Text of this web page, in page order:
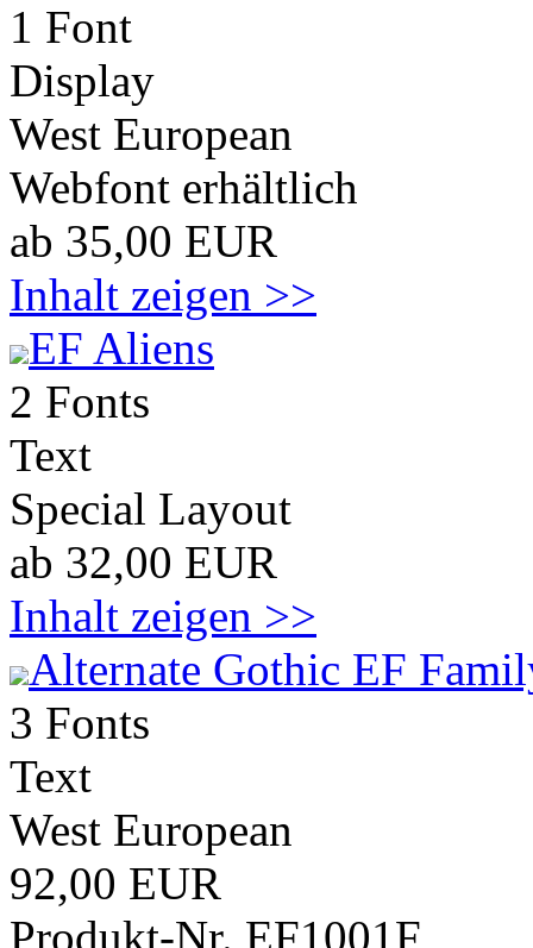
1 Font
Display
West European
Webfont erhältlich
ab 35,00 EUR
Inhalt zeigen >>
EF Aliens
2 Fonts
Text
Special Layout
ab 32,00 EUR
Inhalt zeigen >>
Alternate Gothic EF
3 Fonts
Text
West European
92,00 EUR
Produkt-Nr. EF1001F